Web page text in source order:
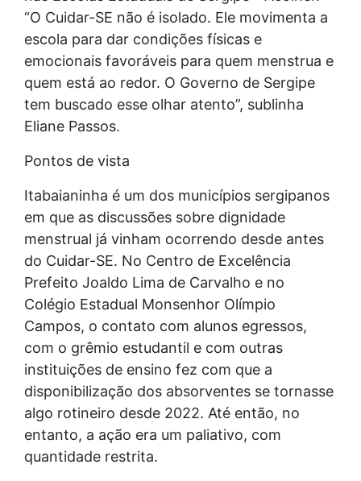
“O Cuidar-SE não é isolado. Ele movimenta a
escola para dar condições físicas e
emocionais favoráveis para quem menstrua e
quem está ao redor. O Governo de Sergipe
tem buscado esse olhar atento”, sublinha
Eliane Passos.
Pontos de vista
Itabaianinha é um dos municípios sergipanos
em que as discussões sobre dignidade
menstrual já vinham ocorrendo desde antes
do Cuidar-SE. No Centro de Excelência
Prefeito Joaldo Lima de Carvalho e no
Colégio Estadual Monsenhor Olímpio
Campos, o contato com alunos egressos,
com o grêmio estudantil e com outras
instituições de ensino fez com que a
disponibilização dos absorventes se tornasse
algo rotineiro desde 2022. Até então, no
entanto, a ação era um paliativo, com
quantidade restrita.